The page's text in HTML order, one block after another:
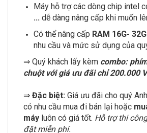
Máy hỗ trợ các dòng chip intel
... dễ dàng nâng cấp khi muốn
Có thể nâng cấp RAM 16G- 32G
nhu cầu và mức sử dụng của
⇒ Quý khách lấy kèm combo:
chuột với giá ưu đãi chỉ 200.000
⇒ Đặc biệt: Giá ưu đãi cho quý
có nhu cầu mua đi bán lại hoặc
máy luôn có giá tốt. Hỗ trợ thi
đặt miễn phí.